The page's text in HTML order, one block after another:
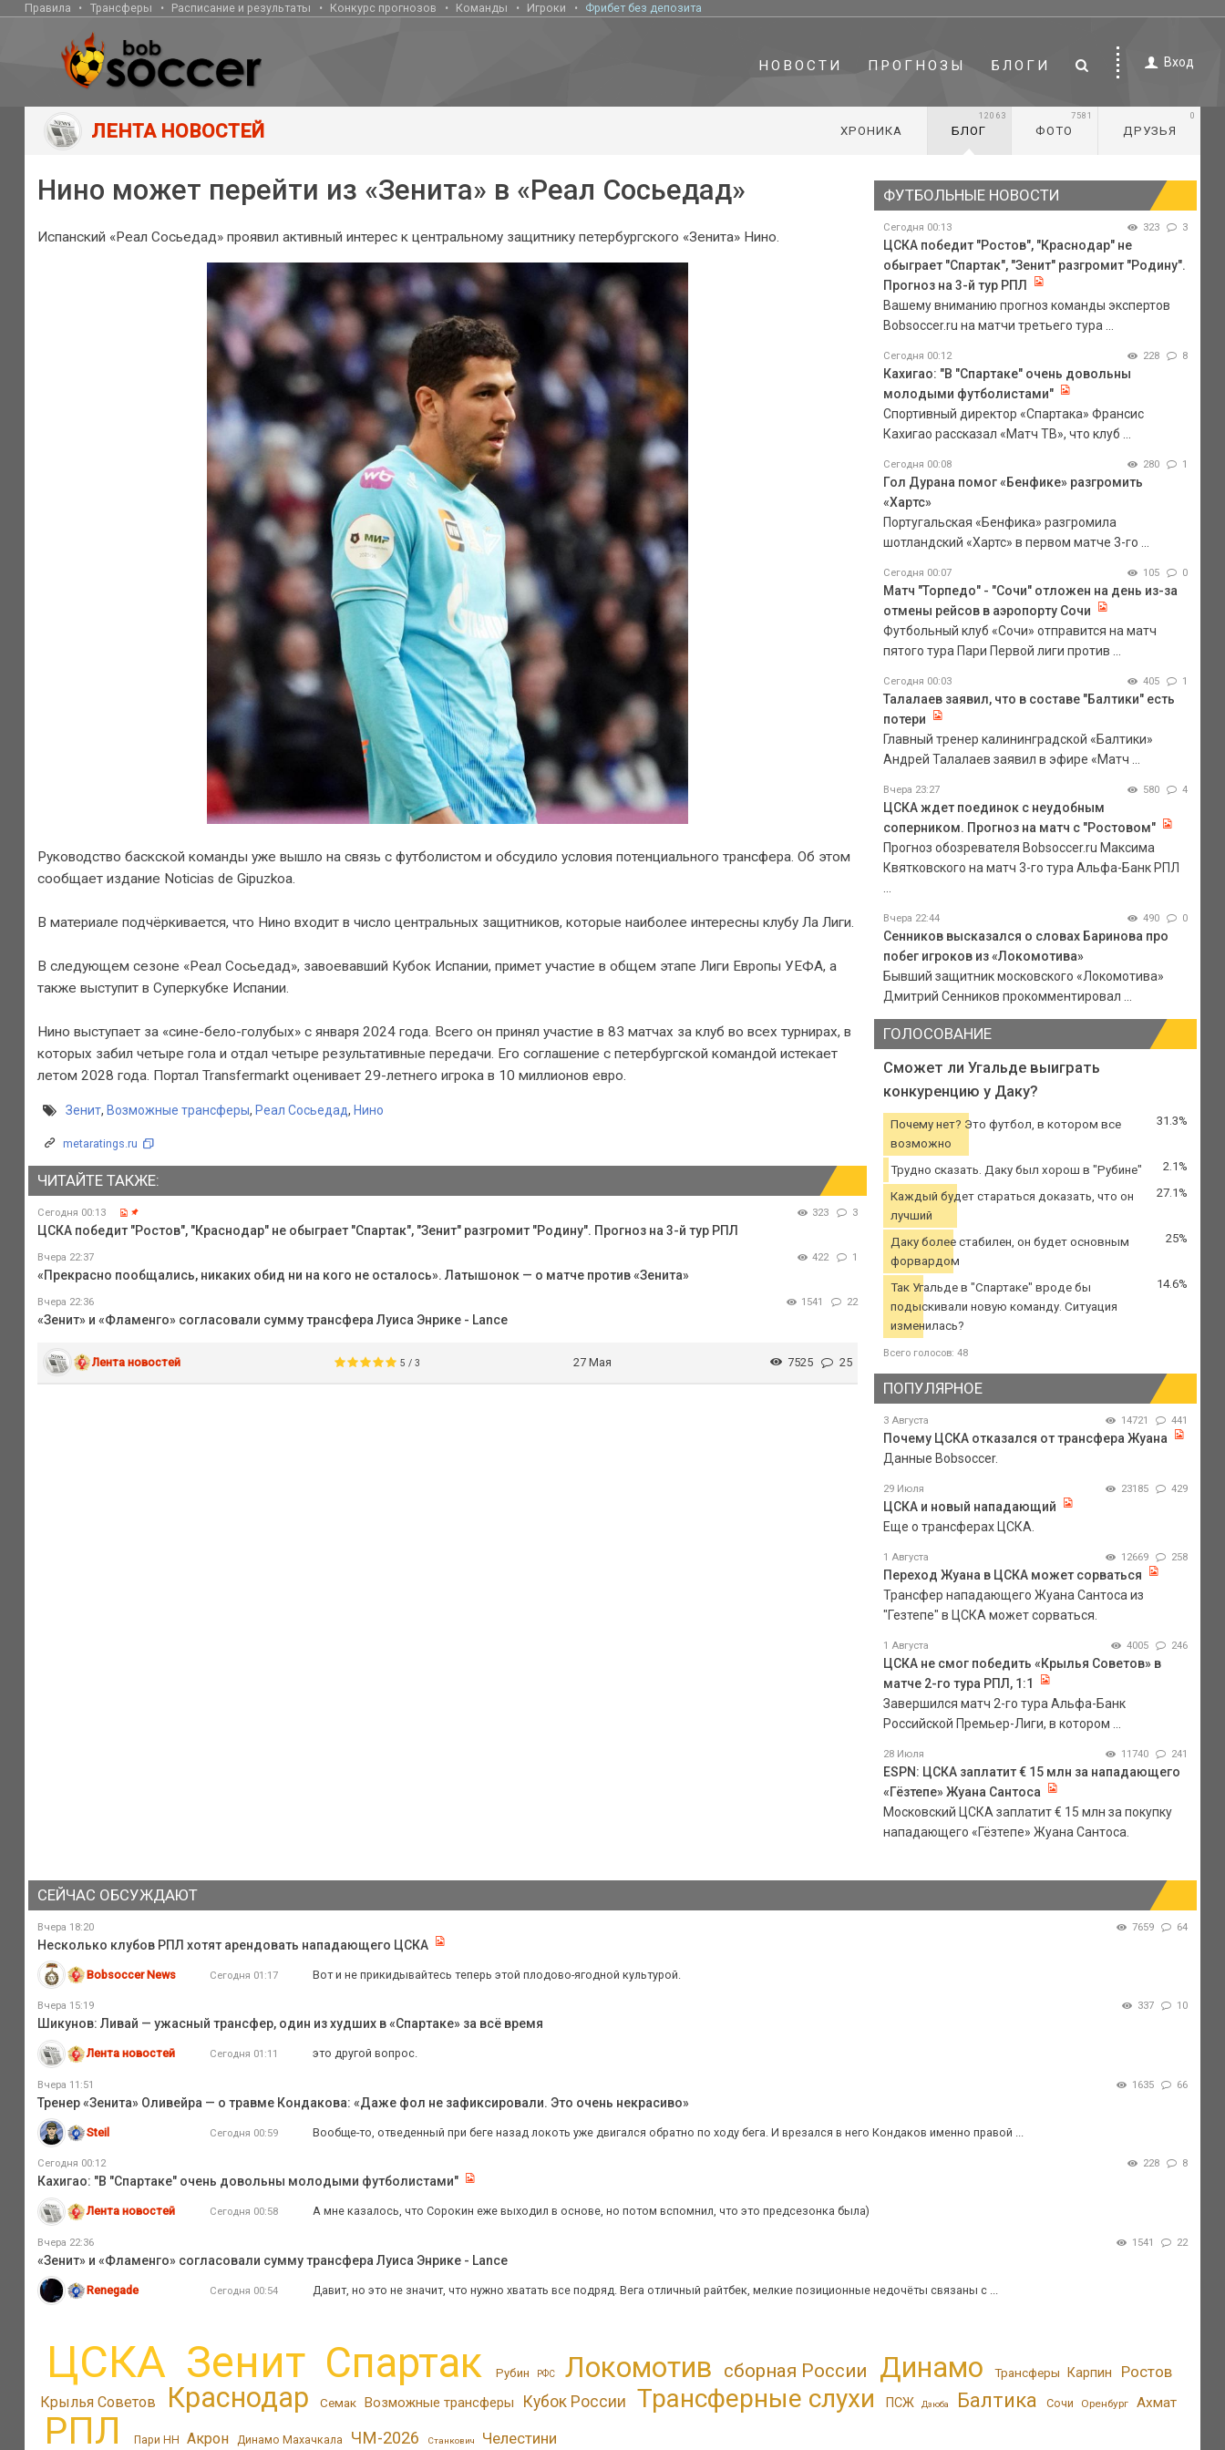
Правила Трансферы Расписание и результаты Конкурс прогнозов Команды Игроки Фрибет без депозита
НОВОСТИ ПРОГНОЗЫ БЛОГИ Вход
ЛЕНТА НОВОСТЕЙ ХРОНИКА БЛОГ
12063
ФОТО
7581
ДРУЗЬЯ
0
Нино может перейти из «Зенита» в «Реал Сосьедад»
Испанский «Реал Сосьедад» проявил активный интерес к центральному защитнику петербургского «Зенита» Нино.
Руководство баскской команды уже вышло на связь с футболистом и обсудило условия потенциального трансфера. Об этом
сообщает издание Noticias de Gipuzkoa.
В материале подчёркивается, что Нино входит в число центральных защитников, которые наиболее интересны клубу Ла Лиги.
В следующем сезоне «Реал Сосьедад», завоевавший Кубок Испании, примет участие в общем этапе Лиги Европы УЕФА, а
также выступит в Суперкубке Испании.
Нино выступает за «сине-бело-голубых» с января 2024 года. Всего он принял участие в 83 матчах за клуб во всех турнирах, в
которых забил четыре гола и отдал четыре результативные передачи. Его соглашение с петербургской командой истекает
летом 2028 года. Портал Transfermarkt оценивает 29-летнего игрока в 10 миллионов евро.
Зенит, Возможные трансферы, Реал Сосьедад, Нино
metaratings.ru
ЧИТАЙТЕ ТАКЖЕ:
Сегодня 00:13 323 3
ЦСКА победит "Ростов", "Краснодар" не обыграет "Спартак", "Зенит" разгромит "Родину". Прогноз на 3-й тур РПЛ
Вчера 22:37 422 1
«Прекрасно пообщались, никаких обид ни на кого не осталось». Латышонок — о матче против «Зенита»
Вчера 22:36 1541 22
«Зенит» и «Фламенго» согласовали сумму трансфера Луиса Энрике - Lance
Лента новостей 5 / 3 27 Мая 7525 25
ФУТБОЛЬНЫЕ НОВОСТИ
Сегодня 00:13 323 3
ЦСКА победит "Ростов", "Краснодар" не
обыграет "Спартак", "Зенит" разгромит "Родину".
Прогноз на 3-й тур РПЛ
Вашему вниманию прогноз команды экспертов
Bobsoccer.ru на матчи третьего тура ...
Сегодня 00:12 228 8
Кахигао: "В "Спартаке" очень довольны
молодыми футболистами"
Спортивный директор «Спартака» Франсис
Кахигао рассказал «Матч ТВ», что клуб ...
Сегодня 00:08 280 1
Гол Дурана помог «Бенфике» разгромить
«Хартс»
Португальская «Бенфика» разгромила
шотландский «Хартс» в первом матче 3-го ...
Сегодня 00:07 105 0
Матч "Торпедо" - "Сочи" отложен на день из-за
отмены рейсов в аэропорту Сочи
Футбольный клуб «Сочи» отправится на матч
пятого тура Пари Первой лиги против ...
Сегодня 00:03 405 1
Талалаев заявил, что в составе "Балтики" есть
потери
Главный тренер калининградской «Балтики»
Андрей Талалаев заявил в эфире «Матч ...
Вчера 23:27 580 4
ЦСКА ждет поединок с неудобным
соперником. Прогноз на матч с "Ростовом"
Прогноз обозревателя Bobsoccer.ru Максима
Квятковского на матч 3-го тура Альфа-Банк РПЛ
Вчера 22:44 490 0
Сенников высказался о словах Баринова про
побег игроков из «Локомотива»
Бывший защитник московского «Локомотива»
Дмитрий Сенников прокомментировал ...
ГОЛОСОВАНИЕ
Сможет ли Угальде выиграть
конкуренцию у Даку?
Почему нет? Это футбол, в котором все
возможно
31.3%
Трудно сказать. Даку был хорош в "Рубине" 2.1%
Каждый будет стараться доказать, что он
лучший
27.1%
Даку более стабилен, он будет основным
форвардом
25%
Так Угальде в "Спартаке" вроде бы
подыскивали новую команду. Ситуация
изменилась?
14.6%
Всего голосов: 48
ПОПУЛЯРНОЕ
3 Августа 14721 441
Почему ЦСКА отказался от трансфера Жуана
Данные Bobsoccer.
29 Июля 23185 429
ЦСКА и новый нападающий
Еще о трансферах ЦСКА.
1 Августа 12669 258
Переход Жуана в ЦСКА может сорваться
Трансфер нападающего Жуана Сантоса из
"Гезтепе" в ЦСКА может сорваться.
1 Августа 4005 246
ЦСКА не смог победить «Крылья Советов» в
матче 2-го тура РПЛ, 1:1
Завершился матч 2-го тура Альфа-Банк
Российской Премьер-Лиги, в котором ...
28 Июля 11740 241
ESPN: ЦСКА заплатит € 15 млн за нападающего
«Гёзтепе» Жуана Сантоса
Московский ЦСКА заплатит € 15 млн за покупку
нападающего «Гёзтепе» Жуана Сантоса.
СЕЙЧАС ОБСУЖДАЮТ
Вчера 18:20 7659 64
Несколько клубов РПЛ хотят арендовать нападающего ЦСКА
Bobsoccer News Сегодня 01:17 Вот и не прикидывайтесь теперь этой плодово-ягодной культурой.
Вчера 15:19 337 10
Шикунов: Ливай — ужасный трансфер, один из худших в «Спартаке» за всё время
Лента новостей Сегодня 01:11 это другой вопрос.
Вчера 11:51 1635 66
Тренер «Зенита» Оливейра — о травме Кондакова: «Даже фол не зафиксировали. Это очень некрасиво»
Steil Сегодня 00:59 Вообще-то, отведенный при беге назад локоть уже двигался обратно по ходу бега. И врезался в него Кондаков именно правой ...
Сегодня 00:12 228 8
Кахигао: "В "Спартаке" очень довольны молодыми футболистами"
Лента новостей Сегодня 00:58 А мне казалось, что Сорокин еже выходил в основе, но потом вспомнил, что это предсезонка была)
Вчера 22:36 1541 22
«Зенит» и «Фламенго» согласовали сумму трансфера Луиса Энрике - Lance
Renegade Сегодня 00:54 Давит, но это не значит, что нужно хватать все подряд. Вега отличный райтбек, мелкие позиционные недочёты связаны с ...
ЦСКА Зенит Спартак Рубин РФС Локомотив сборная России Динамо Трансферы Карпин Ростов
Крылья Советов Краснодар Семак Возможные трансферы Кубок России Трансферные слухи ПСЖ Дзюба Балтика Сочи Оренбург Ахмат
РПЛ Пари НН Акрон Динамо Махачкала ЧМ-2026 Станкович Челестини